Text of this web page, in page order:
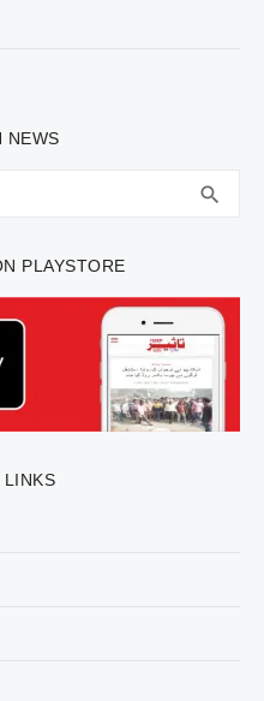
NEWS
search
PLAYSTORE
LINKS